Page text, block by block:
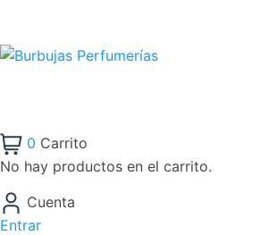
0 Carrito
No hay productos en el carrito.
Cuenta
Entrar